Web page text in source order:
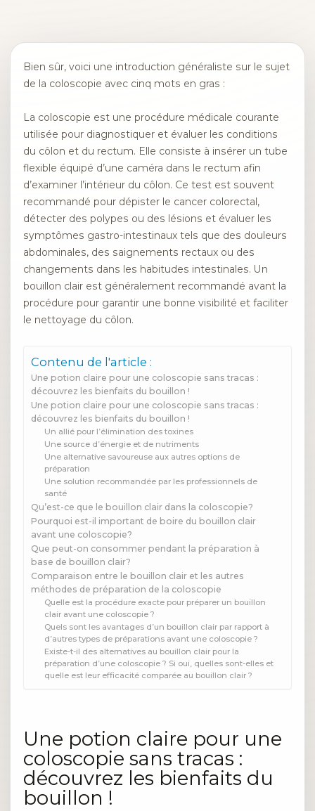
Bien sûr, voici une introduction généraliste sur le sujet
de la coloscopie avec cinq mots en gras :
La coloscopie est une procédure médicale courante
utilisée pour diagnostiquer et évaluer les conditions
du côlon et du rectum. Elle consiste à insérer un tube
flexible équipé d’une caméra dans le rectum afin
d’examiner l’intérieur du côlon. Ce test est souvent
recommandé pour dépister le cancer colorectal,
détecter des polypes ou des lésions et évaluer les
symptômes gastro-intestinaux tels que des douleurs
abdominales, des saignements rectaux ou des
changements dans les habitudes intestinales. Un
bouillon clair est généralement recommandé avant la
procédure pour garantir une bonne visibilité et faciliter
le nettoyage du côlon.
Contenu de l'article :
Une potion claire pour une coloscopie sans tracas :
découvrez les bienfaits du bouillon !
Une potion claire pour une coloscopie sans tracas :
découvrez les bienfaits du bouillon !
Un allié pour l’élimination des toxines
Une source d’énergie et de nutriments
Une alternative savoureuse aux autres options de
préparation
Une solution recommandée par les professionnels de
santé
Qu’est-ce que le bouillon clair dans la coloscopie?
Pourquoi est-il important de boire du bouillon clair
avant une coloscopie?
Que peut-on consommer pendant la préparation à
base de bouillon clair?
Comparaison entre le bouillon clair et les autres
méthodes de préparation de la coloscopie
Quelle est la procédure exacte pour préparer un bouillon
clair avant une coloscopie ?
Quels sont les avantages d’un bouillon clair par rapport à
d’autres types de préparations avant une coloscopie ?
Existe-t-il des alternatives au bouillon clair pour la
préparation d’une coloscopie ? Si oui, quelles sont-elles et
quelle est leur efficacité comparée au bouillon clair ?
Une potion claire pour une
coloscopie sans tracas :
découvrez les bienfaits du
bouillon !